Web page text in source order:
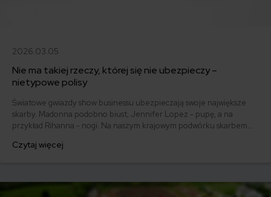
2026.03.05
Nie ma takiej rzeczy, której się nie ubezpieczy –
nietypowe polisy
Światowe gwiazdy show businessu ubezpieczają swoje największe
skarby. Madonna podobno biust, Jennifer Lopez - pupę, a na
przykład Rihanna - nogi. Na naszym krajowym podwórku skarbem
Czy da się ubezpieczyć telefon na przykład na wypadek, gdyby miał
Czytaj więcej